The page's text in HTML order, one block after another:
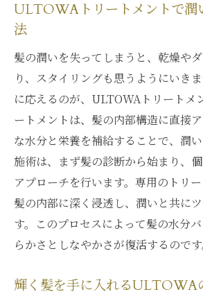
ULTOWAトリートメントで潤
法
髪の潤いを失ってしまうと、乾燥や
り、スタイリングも思うようにいき
に応えるのが、ULTOWAトリートメ
ートメントは、髪の内部構造に直接
な水分と栄養を補給することで、潤い
施術は、まず髪の診断から始まり、
アプローチを行います。専用のトリー
髪の内部に深く浸透し、潤いと共に
す。このプロセスによって髪の水分
らかさとしなやかさが復活するのです
輝く髪を手に入れるULTOWA